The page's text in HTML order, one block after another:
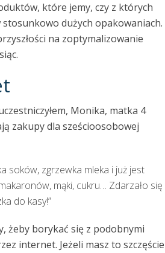
które jemy, czy z których
dużych opakowaniach.
na zoptymalizowanie
Monika, matka 4
zakupy dla sześcioosobowej
soków, zgrzewka mleka i już jest
mąki, cukru… Zdarzało się
do kasy!”
żeby borykać się z podobnymi
internet. Jeżeli masz to szczęście